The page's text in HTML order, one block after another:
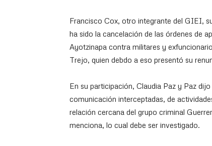
Francisco Cox, otro integrante del GIEI,
ha sido la cancelación de las órdenes de
Ayotzinapa contra militares y
Trejo, quien debdo a eso presentó su
En su participación, Claudia Paz y Paz
comunicación interceptadas, de
relación cercana del grupo criminal
menciona, lo cual debe ser investigado.